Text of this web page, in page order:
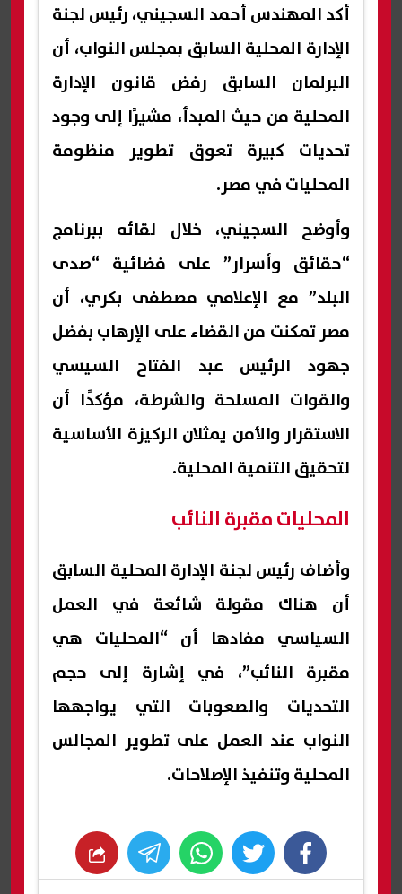
أكد المهندس أحمد السجيني، رئيس لجنة
الإدارة المحلية السابق بمجلس النواب، أن
البرلمان السابق رفض قانون الإدارة
المحلية من حيث المبدأ، مشيرًا إلى وجود
تحديات كبيرة تعوق تطوير منظومة
المحليات في مصر.
وأوضح السجيني، خلال لقائه ببرنامج
“حقائق وأسرار” على فضائية “صدى
البلد” مع الإعلامي مصطفى بكري، أن
مصر تمكنت من القضاء على الإرهاب بفضل
جهود الرئيس عبد الفتاح السيسي
والقوات المسلحة والشرطة، مؤكدًا أن
الاستقرار والأمن يمثلان الركيزة الأساسية
لتحقيق التنمية المحلية.
المحليات مقبرة النائب
وأضاف رئيس لجنة الإدارة المحلية السابق
أن هناك مقولة شائعة في العمل
السياسي مفادها أن “المحليات هي
مقبرة النائب”، في إشارة إلى حجم
التحديات والصعوبات التي يواجهها
النواب عند العمل على تطوير المجالس
المحلية وتنفيذ الإصلاحات.
facebook
twitter
whats